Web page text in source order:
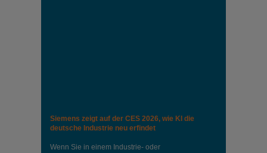
Siemens zeigt auf der CES 2026, wie KI die
deutsche Industrie neu erfindet
Wenn Sie in einem Industrie‑ oder